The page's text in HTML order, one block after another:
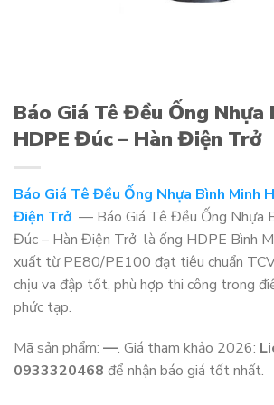
Báo Giá Tê Đều Ống Nhựa
HDPE Đúc – Hàn Điện Trở
Báo Giá Tê Đều Ống Nhựa Bình Minh
Điện Trở — Báo Giá Tê Đều Ống Nhựa
Đúc – Hàn Điện Trở là ống HDPE Bình
xuất từ PE80/PE100 đạt tiêu chuẩn
chịu va đập tốt, phù hợp thi công trong
phức tạp.
Mã sản phẩm: —. Giá tham khảo 2026:
0933320468 để nhận báo giá tốt nhất.